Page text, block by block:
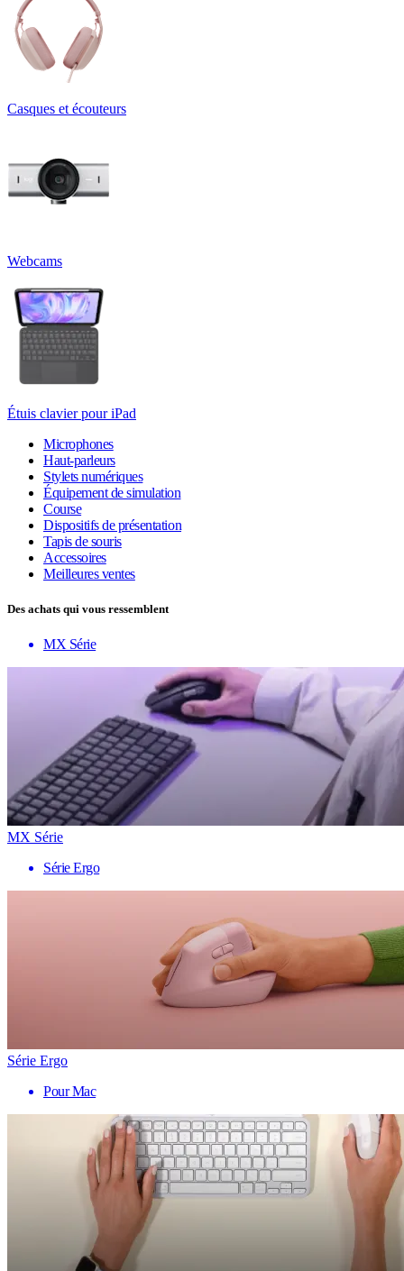
Casques et écouteurs
Webcams
Étuis clavier pour iPad
Microphones
Haut-parleurs
Stylets numériques
Équipement de simulation
Course
Dispositifs de présentation
Tapis de souris
Accessoires
Meilleures ventes
Des achats qui vous ressemblent
MX Série
MX Série
Série Ergo
Série Ergo
Pour Mac